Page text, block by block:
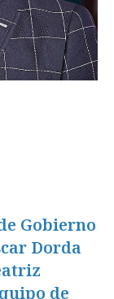
Gobierno
Dorda
de